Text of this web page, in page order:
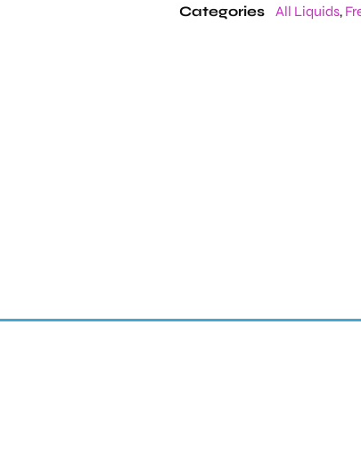
Categories
All Liquids,